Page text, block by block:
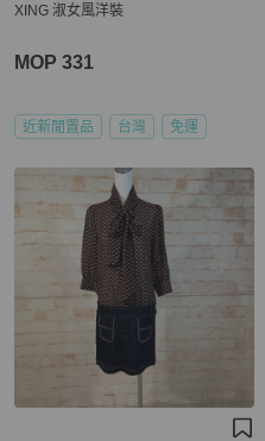
XING 淑女風洋裝
MOP 331
近新閒置品 台灣 免運